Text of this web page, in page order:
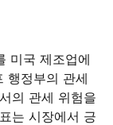
미국 제조업에
행정부의 관세
의 관세 위험을
는 시장에서 긍